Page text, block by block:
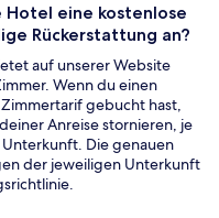
Hotel eine kostenlose
Rückerstattung an?
auf unserer Website
Wenn du einen
gebucht hast,
Anreise stornieren, je
Die genauen
der jeweiligen Unterkunft